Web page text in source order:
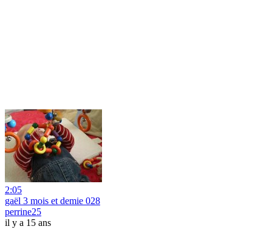
2:05
gaël 3 mois et demie 028
perrine25
il y a 15 ans